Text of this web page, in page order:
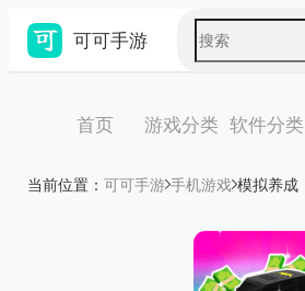
可可手游
首页 游戏分类 软件分类
当前位置： 可可手游 手机游戏 模拟养成